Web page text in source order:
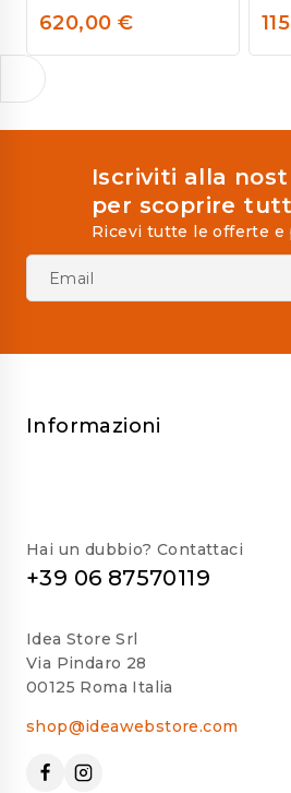
0
of
5
620,00 €
0
of
Iscriviti alla
per scoprire
Ricevi tutte le offerte e
Informazioni
Hai un dubbio? Contattaci
+39 06 87570119
Idea Store Srl
Via Pindaro 28
00125 Roma Italia
shop@ideawebstore.com